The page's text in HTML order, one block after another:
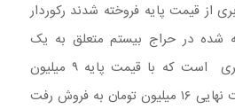
از قیمت پایه فروخته شدند رکوردار
شده در حراج بیستم متعلق به یک
تخته فرش کاشان ۱۵ متری است که با قیمت پایه ۹ میلیون
تومان عرضه شد و با قیمت نهایی ۱۶ میلیون تومان به فروش رفت